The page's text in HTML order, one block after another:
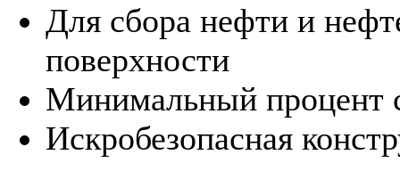
Для сбора нефти и
поверхности
Минимальный процент
Искробезопасная